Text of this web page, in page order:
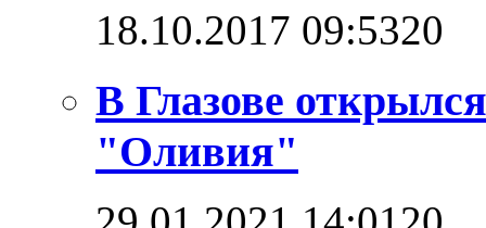
18.10.2017 09:5320
В Глазове
"Оливия"